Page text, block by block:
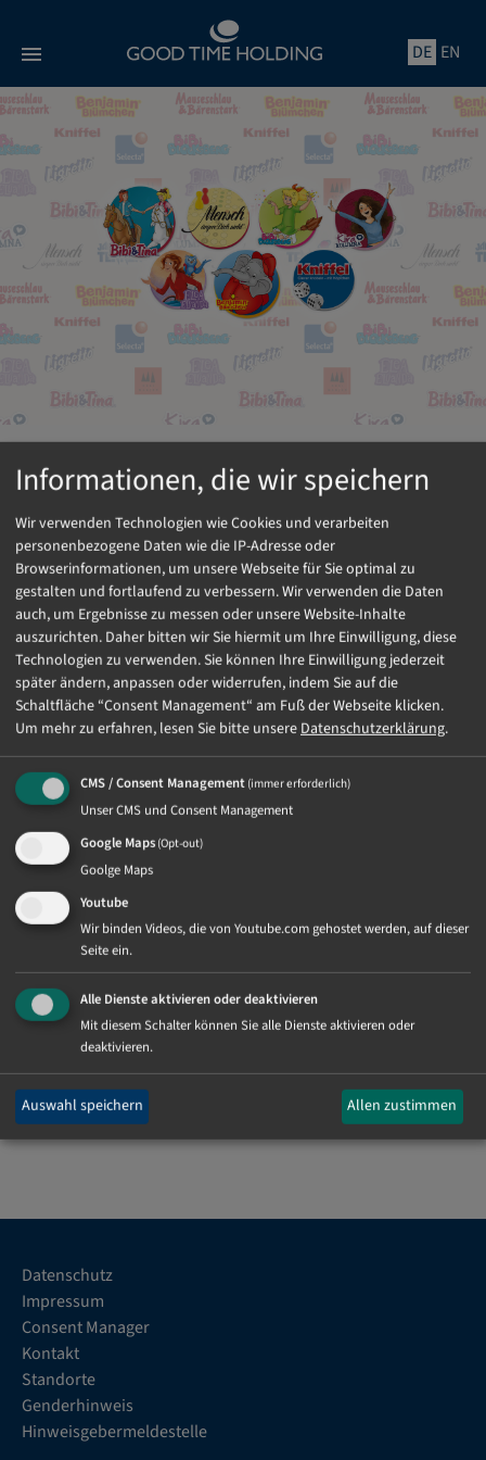
Informationen, die wir speichern
Wir verwenden Technologien wie Cookies und verarbeiten
personenbezogene Daten wie die IP-Adresse oder
Browserinformationen, um unsere Webseite für Sie optimal zu
gestalten und fortlaufend zu verbessern. Wir verwenden die Daten
auch, um Ergebnisse zu messen oder unsere Website-Inhalte
auszurichten. Daher bitten wir Sie hiermit um Ihre Einwilligung, diese
Technologien zu verwenden. Sie können Ihre Einwilligung jederzeit
später ändern, anpassen oder widerrufen, indem Sie auf die
Schaltfläche “Consent Management“ am Fuß der Webseite klicken.
Um mehr zu erfahren, lesen Sie bitte unsereDatenschutzerklärung.
CMS / Consent Management (immer erforderlich)
Unser CMS und Consent Management
Google Maps (Opt-out)
Goolge Maps
Youtube
Wir binden Videos, die von Youtube.com gehostet werden, auf dieser
Seite ein.
Alle Dienste aktivieren oder deaktivieren
Mit diesem Schalter können Sie alle Dienste aktivieren oder
deaktivieren.
Auswahl speichern Allen zustimmen
Inhalt
DE EN
Unser Markenportfolio
Fußbereichsmenü
Datenschutz
Impressum
Consent Manager
Kontakt
Standorte
Genderhinweis
Hinweisgebermeldestelle